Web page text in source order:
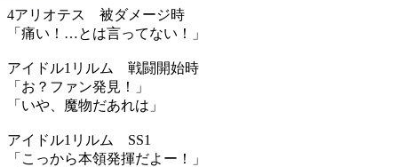
4アリオテス 被ダメージ時
「痛い！…とは言ってない！」
アイドル1リルム 戦闘開始時
「お？ファン発見！」
「いや、魔物だあれは」
アイドル1リルム SS1
「こっから本領発揮だよー！」